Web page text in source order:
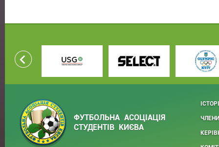
ФУТБОЛЬНА АСОЦІАЦІЯ
СТУДЕНТІВ КИЄВА